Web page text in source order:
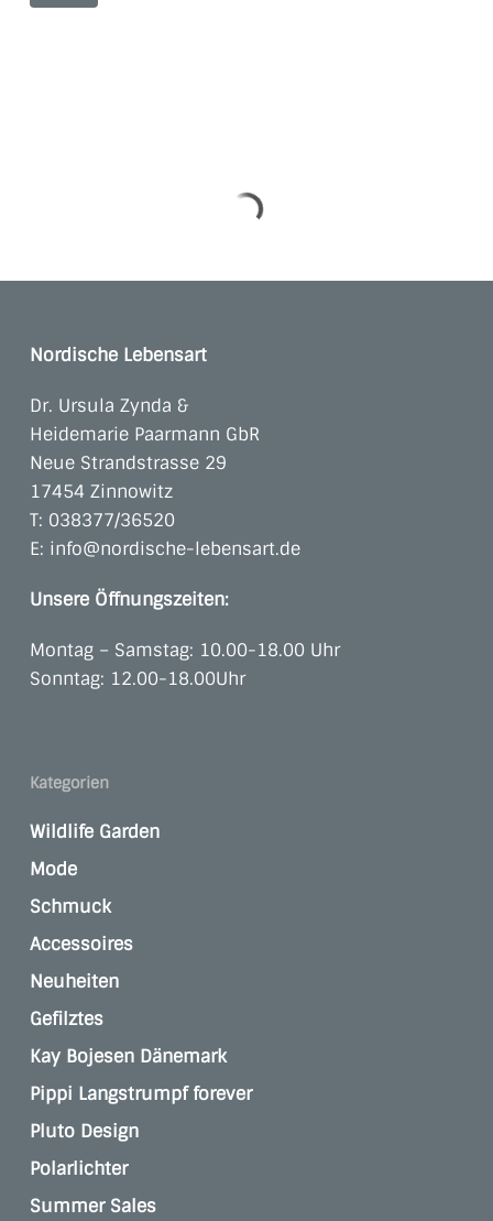
Nordische Lebensart
Dr. Ursula Zynda &
Heidemarie Paarmann GbR
Neue Strandstrasse 29
17454 Zinnowitz
T: 038377/36520
E: info@nordische-lebensart.de
Unsere Öffnungszeiten:
Montag – Samstag: 10.00-18.00 Uhr
Sonntag: 12.00-18.00Uhr
Kategorien
Wildlife Garden
Mode
Schmuck
Accessoires
Neuheiten
Gefilztes
Kay Bojesen Dänemark
Pippi Langstrumpf forever
Pluto Design
Polarlichter
Summer Sales